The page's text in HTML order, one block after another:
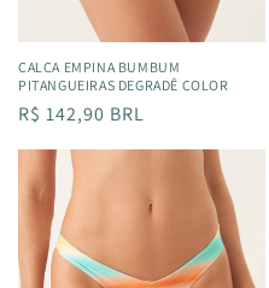
CALÇA EMPINA BUMBUM
PITANGUEIRAS DEGRADÊ COLOR
Preço
R$ 142,90 BRL